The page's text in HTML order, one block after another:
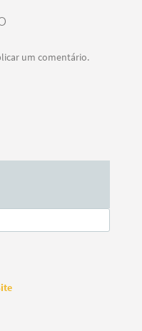
um comentário.